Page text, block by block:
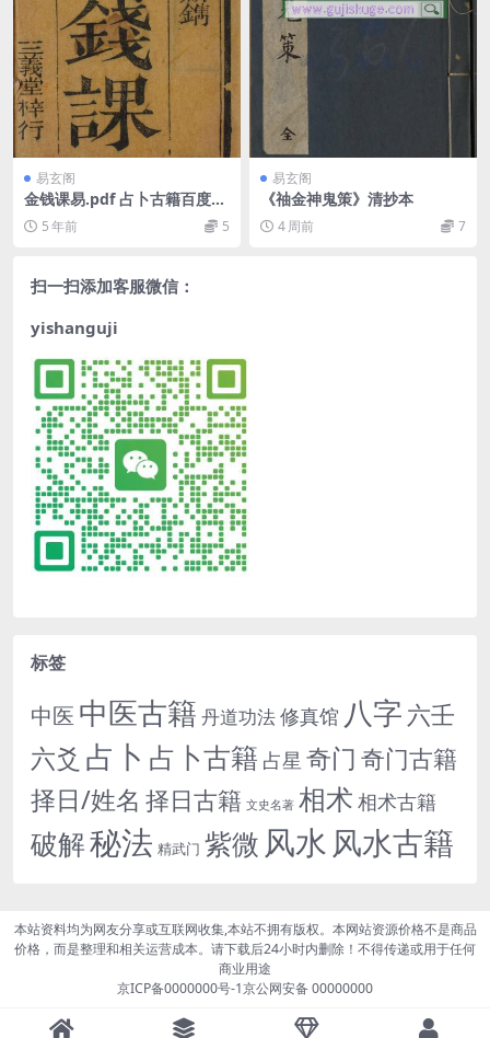
易玄阁
金钱课易.pdf 占卜古籍百度网
盘下载
5 年前 5
易玄阁
《䄂金神鬼策》清抄本
4 周前 7
扫一扫添加客服微信：
yishanguji
标签
中医 中医古籍 丹道功法修真馆 八字 六壬
六爻 占卜 占卜古籍 占星 奇门 奇门古籍
择日/姓名 择日古籍 文史名著 相术 相术古籍
破解秘法 精武门 紫微 风水 风水古籍
本站资料均为网友分享或互联网收集,本站不拥有版权。本网站资源价格不是商品
价格，而是整理和相关运营成本。请下载后24小时内删除！不得传递或用于任何
商业用途
京ICP备0000000号-1京公网安备 00000000